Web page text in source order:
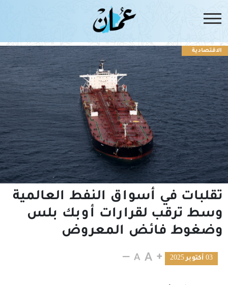
الاقتصادية
تقلبات في أسواق النفط العالمية
وسط ترقب لقرارات أوبك بلس
وضغوط فائض المعروض
03 أكتوبر 2025